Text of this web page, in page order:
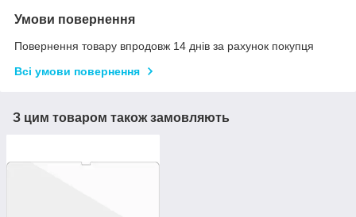
Умови повернення
Повернення товару впродовж 14 днів за рахунок покупця
Всі умови повернення
З цим товаром також замовляють